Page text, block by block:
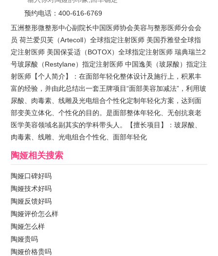
预约电话：400-616-6769
五洲整形微整形中心副院长中国医师协会美容与整形医师分会会
员 荷兰爱贝芙（Artecoll）全球指定注射医师 美国乔雅登全球指
定注射医师 美国保妥适（BOTOX）全球指定注射医师 瑞典瑞兰2
号玻尿酸（Restylane）指定注射医师 中国逸美（玻尿酸）指定注
射医师【个人简介】：在面部年轻化整体设计及施行上，积累丰
富的经验，并由此总结出一套王牌项目“面部美容加减法”，利用玻
尿酸、肉毒素、线雕及光电组合个性化定制年轻化方案，达到面
部变美立体化、个性化的目的。是面部整体年轻化、无创抗衰老
医学美容领域名副其实的学科带头人。【擅长项目】：玻尿酸、
肉毒素、线雕、光电组合个性化、面部年轻化
陶娅相关搜索
陶娅口碑好吗
陶娅技术好吗
陶娅反馈好吗
陶娅评价怎么样
陶娅怎么样
陶娅贵吗
陶娅价格贵吗